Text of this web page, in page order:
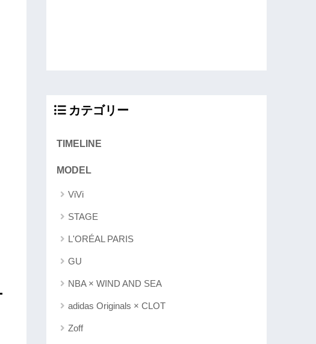
カテゴリー
TIMELINE
MODEL
ViVi
STAGE
L'ORÉAL PARIS
GU
NBA × WIND AND SEA
adidas Originals × CLOT
Zoff